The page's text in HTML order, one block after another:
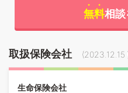
無料相談
取扱保険会社 (2023.12.15
生命保険会社